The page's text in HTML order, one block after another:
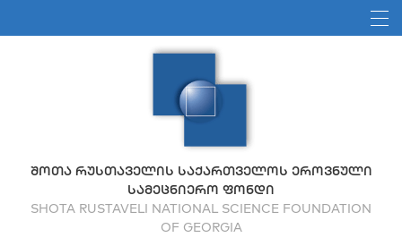
ᲨᲝᲗᲐ ᲠᲣᲡᲗᲐᲕᲔᲚᲘᲡ ᲡᲐᲥᲐᲠᲗᲕᲔᲚᲝᲡ ᲔᲠᲝᲕᲜᲣᲚᲘ
ᲡᲐᲛᲔᲪᲜᲘᲔᲠᲝ ᲤᲝᲜᲓᲘ
SHOTA RUSTAVELI NATIONAL SCIENCE FOUNDATION
OF GEORGIA